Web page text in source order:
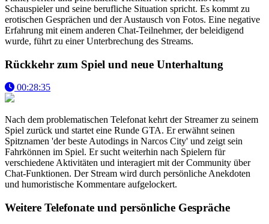
Schauspieler und seine berufliche Situation spricht. Es kommt zu
erotischen Gesprächen und der Austausch von Fotos. Eine negative
Erfahrung mit einem anderen Chat-Teilnehmer, der beleidigend
wurde, führt zu einer Unterbrechung des Streams.
Rückkehr zum Spiel und neue Unterhaltung
00:28:35
Nach dem problematischen Telefonat kehrt der Streamer zu seinem
Spiel zurück und startet eine Runde GTA. Er erwähnt seinen
Spitznamen 'der beste Autodings in Narcos City' und zeigt sein
Fahrkönnen im Spiel. Er sucht weiterhin nach Spielern für
verschiedene Aktivitäten und interagiert mit der Community über
Chat-Funktionen. Der Stream wird durch persönliche Anekdoten
und humoristische Kommentare aufgelockert.
Weitere Telefonate und persönliche Gespräche